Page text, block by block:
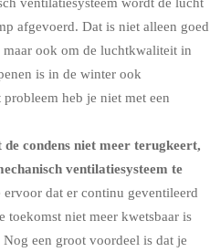
afgevoerd. Dat is niet alleen goed
ook om de luchtkwaliteit in
is in de winter ook
heb je niet met een
condens niet meer terugkeert,
ventilatiesysteem te
ervoor dat er continu geventileerd
toekomst niet meer kwetsbaar is
een groot voordeel is dat je